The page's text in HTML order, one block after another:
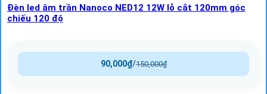
Đèn led âm trần Nanoco NED12 12W lỗ cắt 120mm góc
chiếu 120 độ
150,000₫
/
90,000₫